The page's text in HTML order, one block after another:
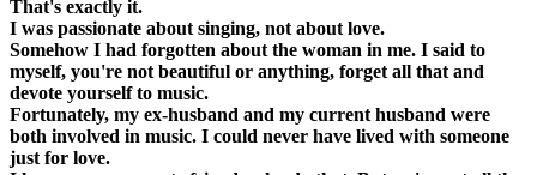
That's exactly it.
I was passionate about singing, not about love.
Somehow I had forgotten about the woman in me. I said to
myself, you're not beautiful or anything, forget all that and
devote yourself to music.
Fortunately, my ex-husband and my current husband were
both involved in music. I could never have lived with someone
just for love.